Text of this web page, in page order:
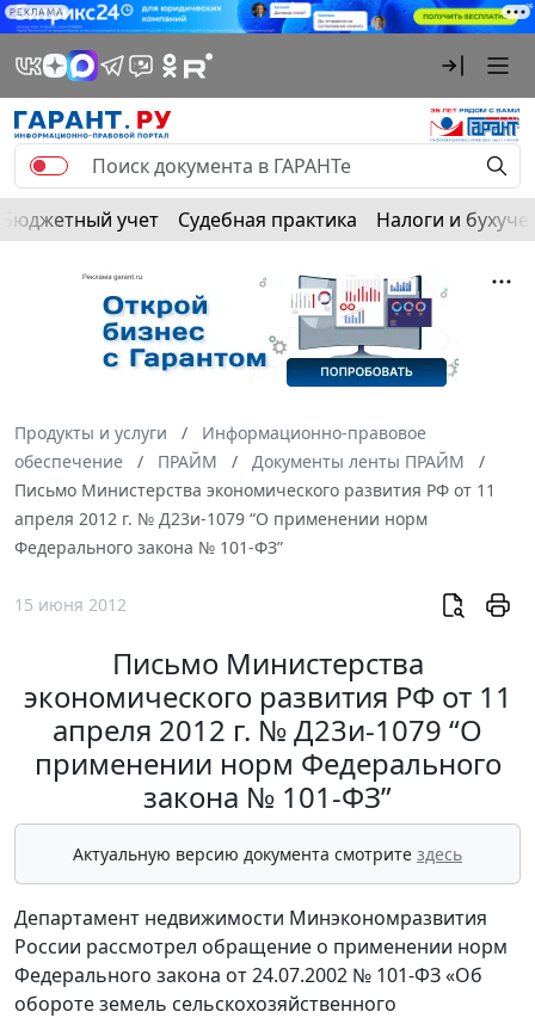
РЕКЛАМА
Бюджетный учет Судебная практика Налоги и
Продукты и услуги
Информационно-правовое
обеспечение
ПРАЙМ
Документы ленты ПРАЙМ
Письмо Министерства экономического развития РФ от 11
апреля 2012 г. № Д23и-1079 “О применении норм
Федерального закона № 101-ФЗ”
15 июня 2012
Письмо Министерства
экономического развития РФ от 11
апреля 2012 г. № Д23и-1079 “О
применении норм Федерального
закона № 101-ФЗ”
Актуальную версию документа смотрите здесь
Департамент недвижимости Минэкономразвития
России рассмотрел обращение о применении норм
Федерального закона от 24.07.2002 № 101-ФЗ «Об
обороте земель сельскохозяйственного